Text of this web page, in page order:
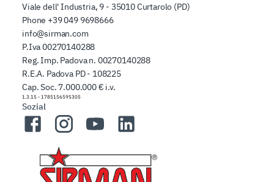
Viale dell' Industria, 9 - 35010 Curtarolo (PD)
Phone +39 049 9698666
info@sirman.com
P.Iva 00270140288
Reg. Imp. Padova n. 00270140288
R.E.A. Padova PD - 108225
Cap. Soc. 7.000.000 € i.v.
1.3.15 - 1785156595305
Sozial
FacebookInstagramYouTubeLinkedIn